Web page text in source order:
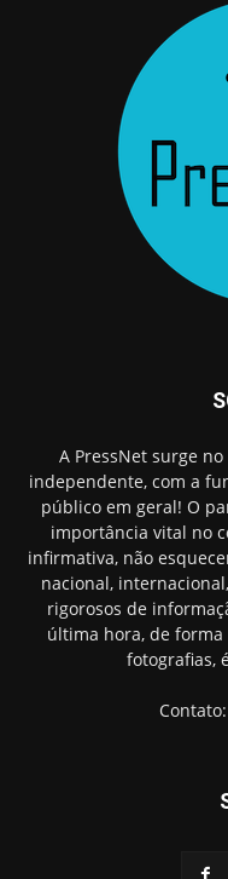
A PressNet surge
independente, com a
público em geral! O
importância vital no
infirmativa, não
nacional,
rigorosos de
última hora, de forma
fotografias,
Contato: